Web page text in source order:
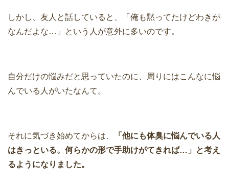
しかし、友人と話していると、「俺も黙ってたけどわきが
なんだよな…」という人が意外に多いのです。
自分だけの悩みだと思っていたのに、周りにはこんなに悩
んでいる人がいたなんて。
それに気づき始めてからは、
「他にも体臭に悩んでいる人
はきっといる。 何らかの形で手助けがてきれば…」と考え
るようになりました。